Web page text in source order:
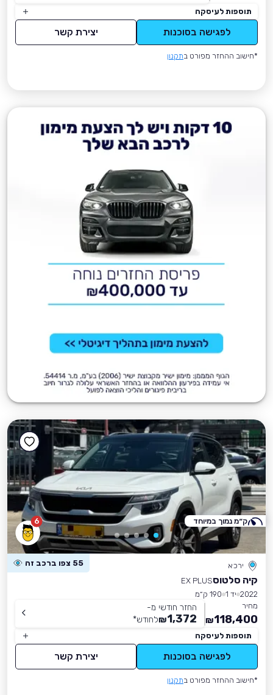
תוספות לעיסקה
לפגישה בסוכנות יצירת קשר
*חישוב ההחזר מפורט בתקנון
6
ירכא 55 צפו ברכב זה
קיה סלטוסEX PLUS
2022 יד 1
190 ק״מ
מחיר
118,400
₪
החזר חודשי מ-
1,372
₪לחודש*
תוספות לעיסקה
לפגישה בסוכנות יצירת קשר
*חישוב ההחזר מפורט בתקנון
ק״מ נמוך במיוחד